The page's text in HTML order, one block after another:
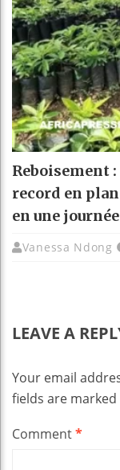
Reboisement
record en
en une journée
Vanessa Ndong
LEAVE A
Your email
fields are marked
Comment*